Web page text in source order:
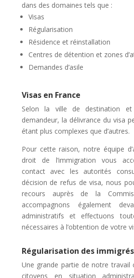
dans des domaines tels que :
Visas
Régularisation
Résidence et réinstallation
Centres de détention et zones
Demandes d’asile
Visas en France
Selon la ville de destination
demandeur, la délivrance du visa
étant plus complexes que d’autres.
Pour cette raison, notre équipe
droit de l’immigration vous
contact avec les autorités
décision de refus de visa, nous
recours auprès de la
accompagnons également
administratifs et effectuons
nécessaires à l’obtention de votre
Régularisation des immigrés
Une grande partie de notre travail
citoyens en situation